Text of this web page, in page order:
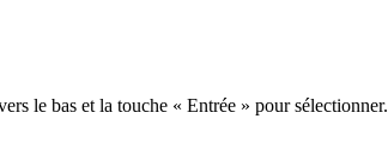
le bas et la touche « Entrée » pour sélectionner.